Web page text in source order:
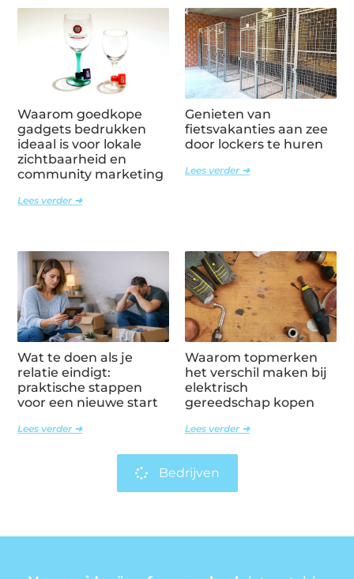
Waarom goedkope
gadgets bedrukken
ideaal is voor lokale
zichtbaarheid en
community marketing
Lees verder ➜
Genieten van
fietsvakanties aan zee
door lockers te huren
Lees verder ➜
Wat te doen als je
relatie eindigt:
praktische stappen
voor een nieuwe start
Lees verder ➜
Waarom topmerken
het verschil maken bij
elektrisch
gereedschap kopen
Lees verder ➜
Bedrijven